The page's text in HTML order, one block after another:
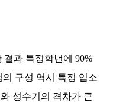
과 특정학년에 90%
의 구성 역시 특정 입소
성수기의 격차가 큰